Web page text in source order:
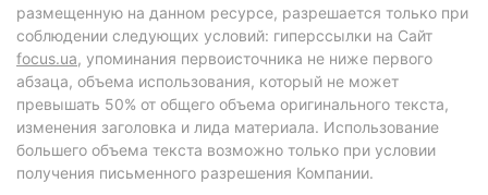
размещенную на данном ресурсе, разрешается только при
соблюдении следующих условий: гиперссылки на Сайт
focus.ua, упоминания первоисточника не ниже первого
абзаца, объема использования, который не может
превышать 50% от общего объема оригинального текста,
изменения заголовка и лида материала. Использование
большего объема текста возможно только при условии
получения письменного разрешения Компании.